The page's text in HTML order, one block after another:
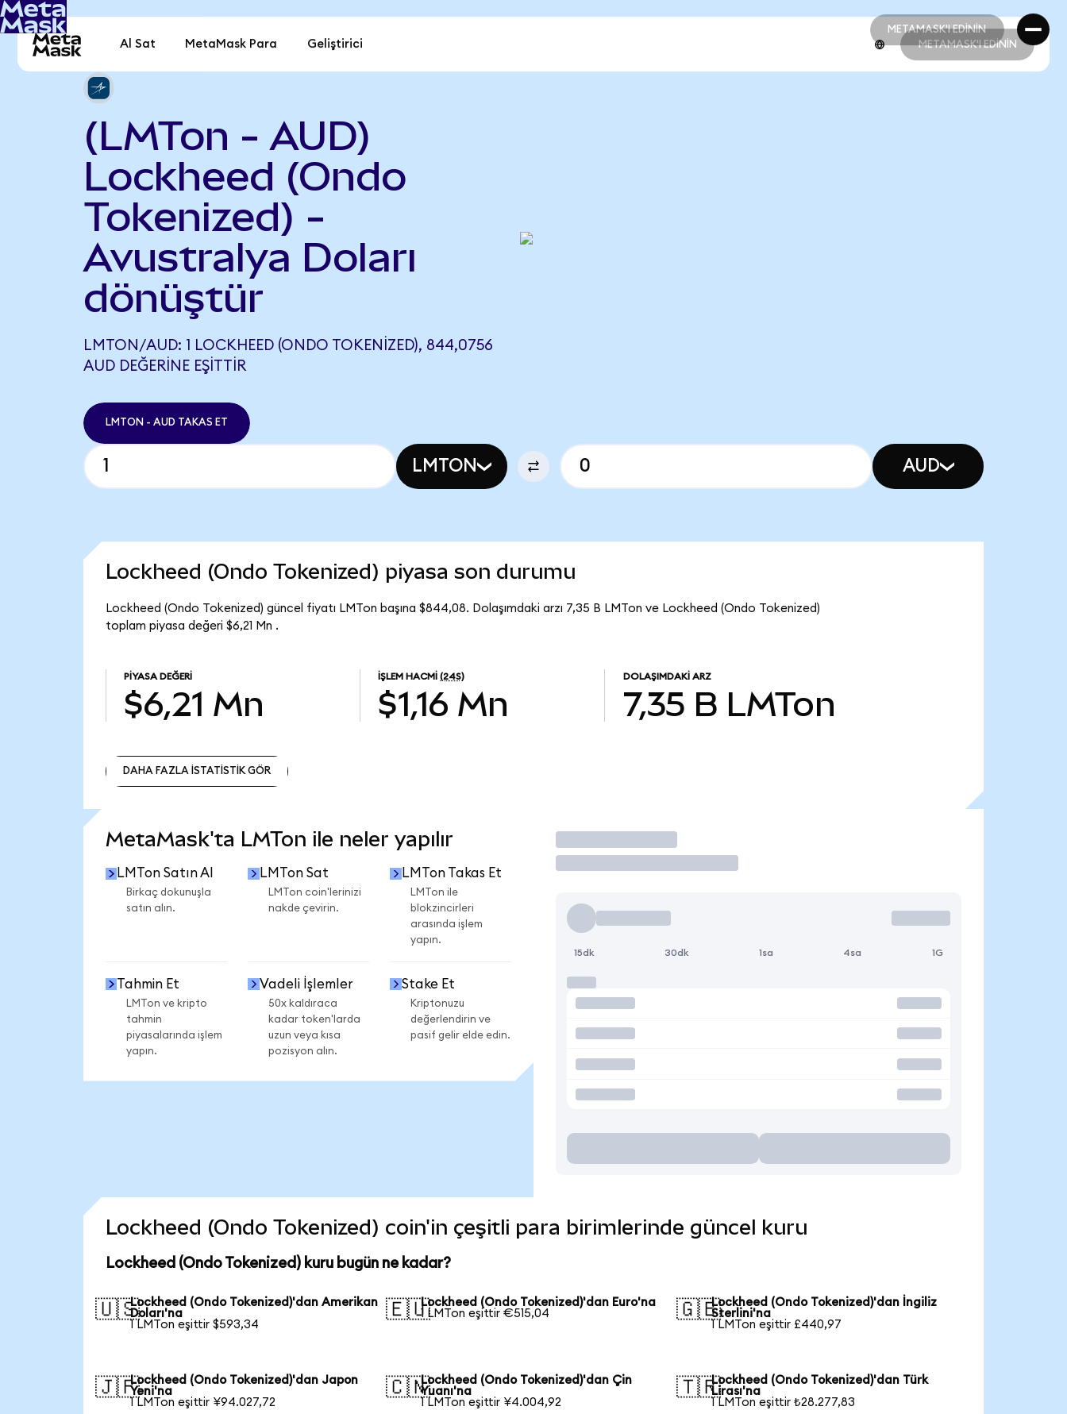
METAMASK'I EDİNİN
METAMASK'I EDİNİN
Al Sat MetaMask Para Geliştirici METAMASK'I EDİNİN
(LMTon - AUD)
Lockheed (Ondo
Tokenized) -
Avustralya Doları
dönüştür
LMTON/AUD: 1 LOCKHEED (ONDO TOKENIZED), 844,0756
AUD DEĞERINE EŞITTIR
LMTON - AUD TAKAS ET
LMTON AUD
Lockheed (Ondo Tokenized) piyasa son durumu
Lockheed (Ondo Tokenized) güncel fiyatı LMTon başına $844,08. Dolaşımdaki arzı 7,35 B LMTon ve Lockheed (Ondo Tokenized)
toplam piyasa değeri $6,21 Mn .
PIYASA DEĞERI
$6,21 Mn
İŞLEM HACMI (24S)
$1,16 Mn
DOLAŞIMDAKI ARZ
7,35 B LMTon
DAHA FAZLA İSTATİSTİK GÖR
MetaMask'ta LMTon ile neler yapılır
LMTon Satın Al
Birkaç dokunuşla
satın alın.
LMTon Sat
LMTon coin'lerinizi
nakde çevirin.
LMTon Takas Et
LMTon ile
blokzincirleri
arasında işlem
yapın.
Tahmin Et
LMTon ve kripto
tahmin
piyasalarında işlem
yapın.
Vadeli İşlemler
50x kaldıraca
kadar token'larda
uzun veya kısa
pozisyon alın.
Stake Et
Kriptonuzu
değerlendirin ve
pasif gelir elde edin.
İşlem Yap
15dk 30dk 1sa 4sa 1G
Lockheed (Ondo Tokenized) coin'in çeşitli para birimlerinde güncel kuru
Lockheed (Ondo Tokenized) kuru bugün ne kadar?
🇺🇸Lockheed (Ondo Tokenized)'dan Amerikan
Doları'na
1 LMTon eşittir $593,34
🇪🇺Lockheed (Ondo Tokenized)'dan Euro'na
1 LMTon eşittir €515,04
🇬🇧Lockheed (Ondo Tokenized)'dan İngiliz
Sterlini'na
1 LMTon eşittir £440,97
🇯🇵Lockheed (Ondo Tokenized)'dan Japon
Yeni'na
1 LMTon eşittir ¥94.027,72
🇨🇳Lockheed (Ondo Tokenized)'dan Çin
Yuanı'na
1 LMTon eşittir ¥4.004,92
🇹🇷Lockheed (Ondo Tokenized)'dan Türk
Lirası'na
1 LMTon eşittir ₺28.277,83